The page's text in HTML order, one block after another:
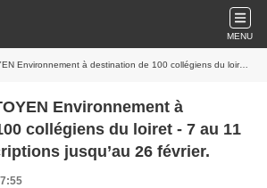
MENU
à destination de 100 collégiens du loiret - 7 au 11 avril 2025 - Inscriptions jusqu’au 26 février.
à
collégiens du loiret - 7 au 11
jusqu’au 26 février.